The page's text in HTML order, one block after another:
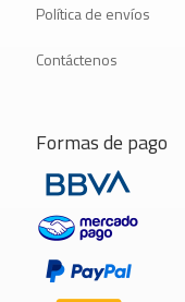
Política de envíos
Contáctenos
Formas de pago